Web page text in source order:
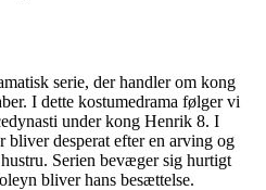
serie, der handler om kong
I dette kostumedrama følger vi
under kong Henrik 8. I
desperat efter en arving og
Serien bevæger sig hurtigt
bliver hans besættelse.